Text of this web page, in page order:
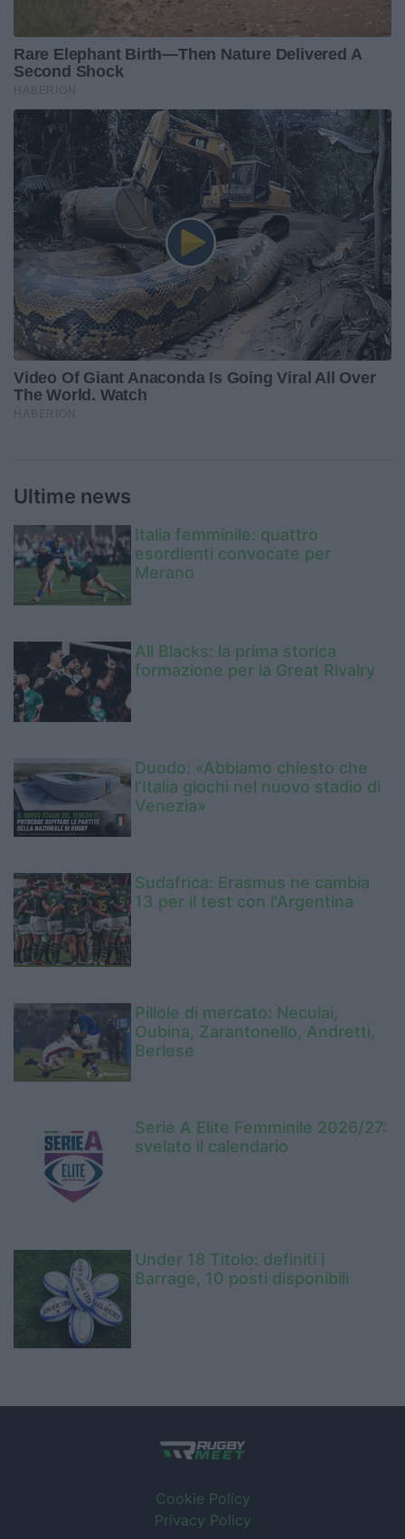
Ultime news
Italia femminile: quattro
esordienti convocate per
Merano
All Blacks: la prima storica
formazione per la Great Rivalry
Duodo: «Abbiamo chiesto che
l’Italia giochi nel nuovo stadio di
Venezia»
Sudafrica: Erasmus ne cambia
13 per il test con l'Argentina
Pillole di mercato: Neculai,
Oubina, Zarantonello, Andretti,
Berlese
Serie A Elite Femminile 2026/27:
svelato il calendario
Under 18 Titolo: definiti i
Barrage, 10 posti disponibili
Cookie Policy
Privacy Policy